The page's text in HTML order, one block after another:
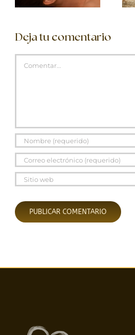
Deja tu comentario